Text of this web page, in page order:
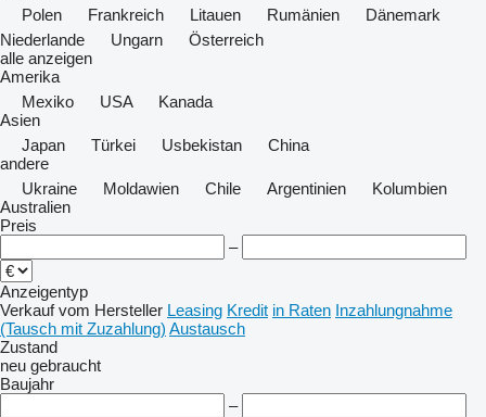
Polen
Frankreich Litauen Rumänien
Dänemark
Niederlande
Ungarn
Österreich
alle anzeigen
Amerika
Mexiko
USA
Kanada
Asien
Japan
Türkei Usbekistan
China
andere
Ukraine
Moldawien Chile Argentinien
Kolumbien
Australien
Preis
–
Anzeigentyp
Verkauf vom Hersteller Leasing Kredit in Raten Inzahlungnahme
(Tausch mit Zuzahlung) Austausch
Zustand
neu gebraucht
Baujahr
–